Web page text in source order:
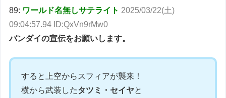
89: ワールド名無しサテライト2025/03/22(土)
09:04:57.94 ID:QxVn9rMw0
バンダイの宣伝をお願いします。
すると上空からスフィアが襲来！
横から武装したタツミ・セイヤと